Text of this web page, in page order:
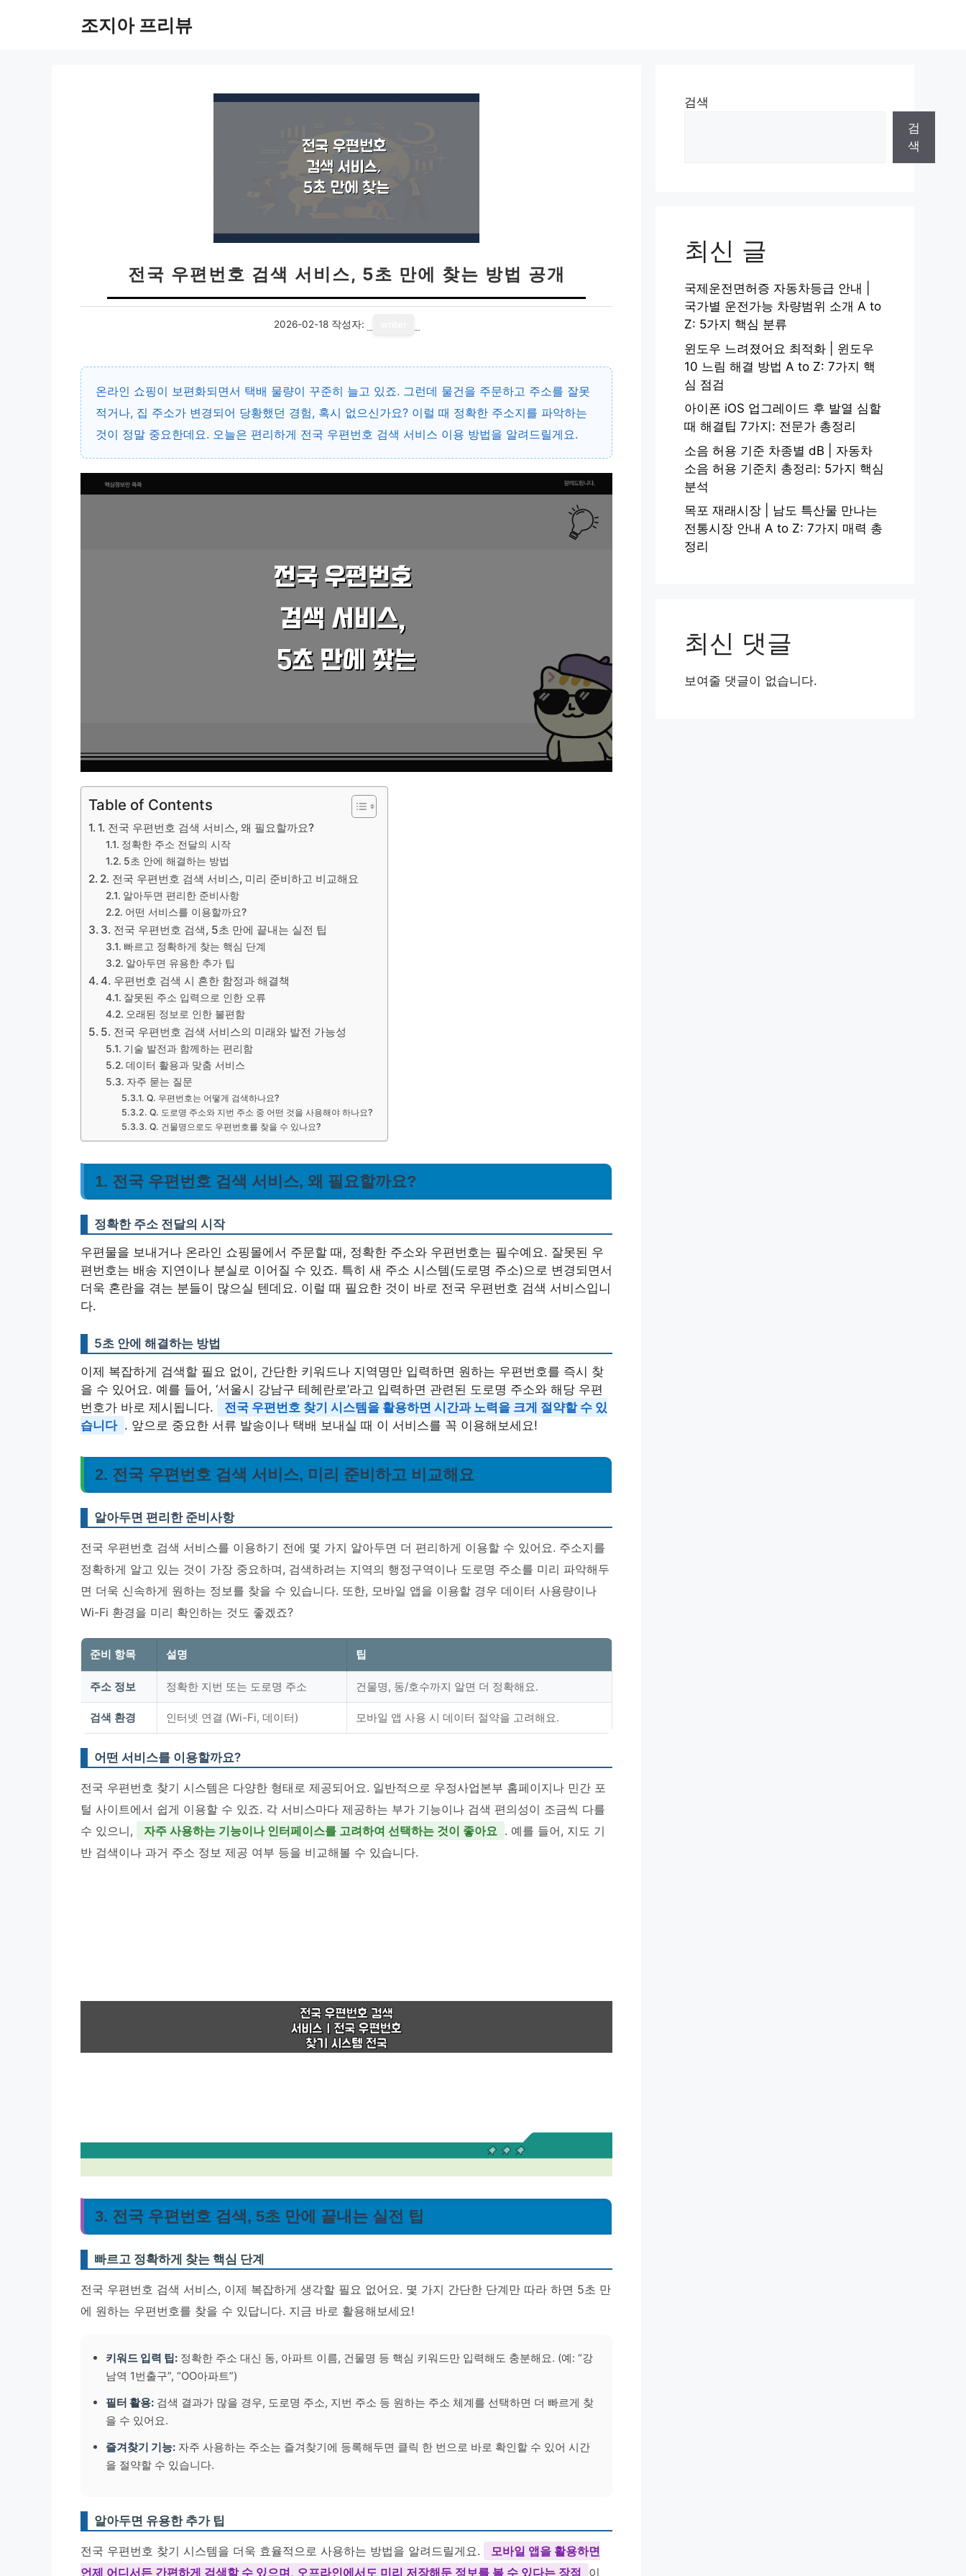
조지아 프리뷰
전국 우편번호 검색 서비스, 5초 만에 찾는 방법 공개
2026-02-18 작성자:
온라인 쇼핑이 보편화되면서 택배 물량이 꾸준히 늘고 있죠. 그런데 물건을 주문하고 주소를 잘못
적거나, 집 주소가 변경되어 당황했던 경험, 혹시 없으신가요? 이럴 때 정확한 주소지를 파악하는
것이 정말 중요한데요. 오늘은 편리하게 전국 우편번호 검색 서비스 이용 방법을 알려드릴게요.
Table of Contents
1. 전국 우편번호 검색 서비스, 왜 필요할까요?
정확한 주소 전달의 시작
5초 안에 해결하는 방법
2. 전국 우편번호 검색 서비스, 미리 준비하고 비교해요
알아두면 편리한 준비사항
어떤 서비스를 이용할까요?
3. 전국 우편번호 검색, 5초 만에 끝내는 실전 팁
빠르고 정확하게 찾는 핵심 단계
알아두면 유용한 추가 팁
4. 우편번호 검색 시 흔한 함정과 해결책
잘못된 주소 입력으로 인한 오류
오래된 정보로 인한 불편함
5. 전국 우편번호 검색 서비스의 미래와 발전 가능성
기술 발전과 함께하는 편리함
데이터 활용과 맞춤 서비스
자주 묻는 질문
Q. 우편번호는 어떻게 검색하나요?
Q. 도로명 주소와 지번 주소 중 어떤 것을 사용해야 하나요?
Q. 건물명으로도 우편번호를 찾을 수 있나요?
1. 전국 우편번호 검색 서비스, 왜 필요할까요?
정확한 주소 전달의 시작
우편물을 보내거나 온라인 쇼핑몰에서 주문할 때, 정확한 주소와 우편번호는 필수예요. 잘못된 우
편번호는 배송 지연이나 분실로 이어질 수 있죠. 특히 새 주소 시스템(도로명 주소)으로 변경되면서
더욱 혼란을 겪는 분들이 많으실 텐데요. 이럴 때 필요한 것이 바로 전국 우편번호 검색 서비스입니
다.
5초 안에 해결하는 방법
이제 복잡하게 검색할 필요 없이, 간단한 키워드나 지역명만 입력하면 원하는 우편번호를 즉시 찾
을 수 있어요. 예를 들어, ‘서울시 강남구 테헤란로’라고 입력하면 관련된 도로명 주소와 해당 우편
번호가 바로 제시됩니다.
전국 우편번호 찾기 시스템을 활용하면 시간과 노력을 크게 절약할 수 있
습니다 . 앞으로 중요한 서류 발송이나 택배 보내실 때 이 서비스를 꼭 이용해보세요!
2. 전국 우편번호 검색 서비스, 미리 준비하고 비교해요
알아두면 편리한 준비사항
전국 우편번호 검색 서비스를 이용하기 전에 몇 가지 알아두면 더 편리하게 이용할 수 있어요. 주소지를
정확하게 알고 있는 것이 가장 중요하며, 검색하려는 지역의 행정구역이나 도로명 주소를 미리 파악해두
면 더욱 신속하게 원하는 정보를 찾을 수 있습니다. 또한, 모바일 앱을 이용할 경우 데이터 사용량이나
Wi-Fi 환경을 미리 확인하는 것도 좋겠죠?
준비 항목 설명 팁
주소 정보 정확한 지번 또는 도로명 주소 건물명, 동/호수까지 알면 더 정확해요.
검색 환경 인터넷 연결 (Wi-Fi, 데이터) 모바일 앱 사용 시 데이터 절약을 고려해요.
어떤 서비스를 이용할까요?
전국 우편번호 찾기 시스템은 다양한 형태로 제공되어요. 일반적으로 우정사업본부 홈페이지나 민간 포
털 사이트에서 쉽게 이용할 수 있죠. 각 서비스마다 제공하는 부가 기능이나 검색 편의성이 조금씩 다를
수 있으니,
자주 사용하는 기능이나 인터페이스를 고려하여 선택하는 것이 좋아요
. 예를 들어, 지도 기
반 검색이나 과거 주소 정보 제공 여부 등을 비교해볼 수 있습니다.
3. 전국 우편번호 검색, 5초 만에 끝내는 실전 팁
빠르고 정확하게 찾는 핵심 단계
전국 우편번호 검색 서비스, 이제 복잡하게 생각할 필요 없어요. 몇 가지 간단한 단계만 따라 하면 5초 만
에 원하는 우편번호를 찾을 수 있답니다. 지금 바로 활용해보세요!
키워드 입력 팁: 정확한 주소 대신 동, 아파트 이름, 건물명 등 핵심 키워드만 입력해도 충분해요. (예: “강
남역 1번출구”, “OO아파트”)
필터 활용: 검색 결과가 많을 경우, 도로명 주소, 지번 주소 등 원하는 주소 체계를 선택하면 더 빠르게 찾
을 수 있어요.
즐겨찾기 기능: 자주 사용하는 주소는 즐겨찾기에 등록해두면 클릭 한 번으로 바로 확인할 수 있어 시간
을 절약할 수 있습니다.
알아두면 유용한 추가 팁
전국 우편번호 찾기 시스템을 더욱 효율적으로 사용하는 방법을 알려드릴게요.
모바일 앱을 활용하면
언제 어디서든 간편하게 검색할 수 있으며, 오프라인에서도 미리 저장해둔 정보를 볼 수 있다는 장점
이
검색
검
색
최신 글
국제운전면허증 자동차등급 안내 |
국가별 운전가능 차량범위 소개 A to
Z: 5가지 핵심 분류
윈도우 느려졌어요 최적화 | 윈도우
10 느림 해결 방법 A to Z: 7가지 핵
심 점검
아이폰 iOS 업그레이드 후 발열 심할
때 해결팁 7가지: 전문가 총정리
소음 허용 기준 차종별 dB | 자동차
소음 허용 기준치 총정리: 5가지 핵심
분석
목포 재래시장 | 남도 특산물 만나는
전통시장 안내 A to Z: 7가지 매력 총
정리
최신 댓글
보여줄 댓글이 없습니다.